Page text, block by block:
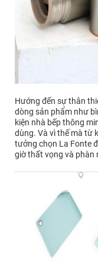
Hướng đến sự thân
dòng sản phẩm như
kiện nhà bếp thông
dùng. Và vì thế mà từ
tưởng chọn La Fonte
giờ thất vọng và phàn